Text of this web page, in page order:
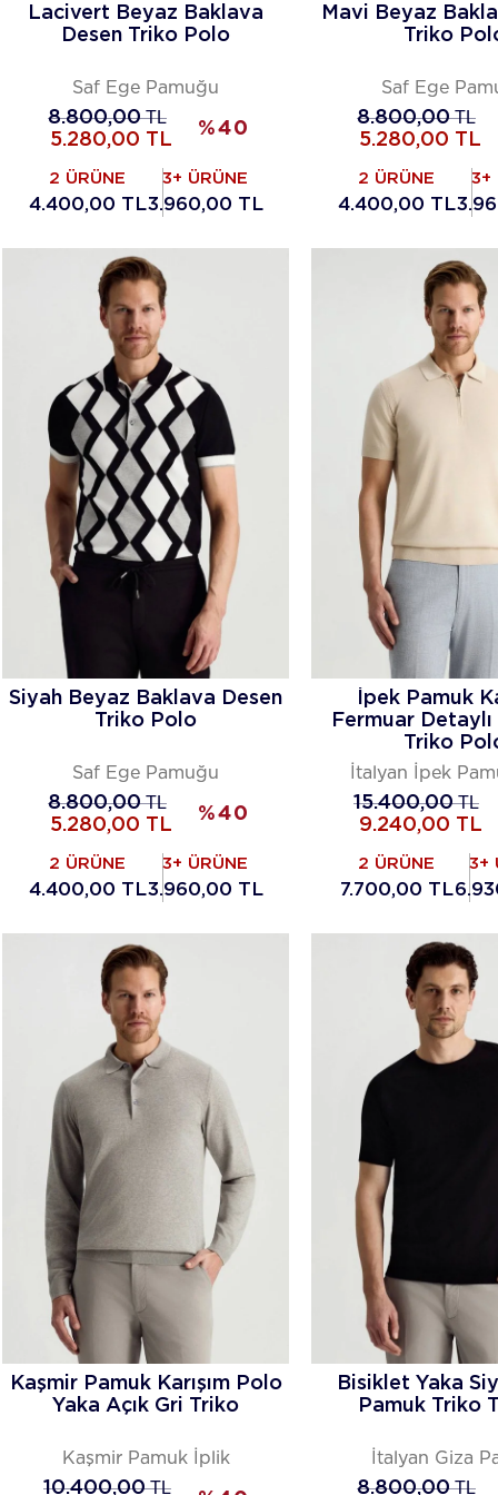
Lacivert Beyaz Baklava
Desen Triko Polo
Saf Ege Pamuğu
8.800,00TL
5.280,00 TL
%40
2 ÜRÜNE
4.400,00 TL
3+ ÜRÜNE
3.960,00 TL
Mavi Beyaz
Triko
Saf Ege
8.800,00TL
5.280,00 TL
2 ÜRÜNE
4.400,00 TL
3+
Siyah Beyaz Baklava Desen
Triko Polo
Saf Ege Pamuğu
8.800,00TL
5.280,00 TL
%40
2 ÜRÜNE
4.400,00 TL
3+ ÜRÜNE
3.960,00 TL
İpek Pamuk
Fermuar Detaylı
Triko
İtalyan İpek
15.400,00TL
9.240,00 TL
2 ÜRÜNE
7.700,00 TL
3+
Kaşmir Pamuk Karışım Polo
Yaka Açık Gri Triko
Kaşmir Pamuk İplik
10.400,00TL
Bisiklet Yaka
Pamuk Triko
İtalyan Giza
8.800,00TL